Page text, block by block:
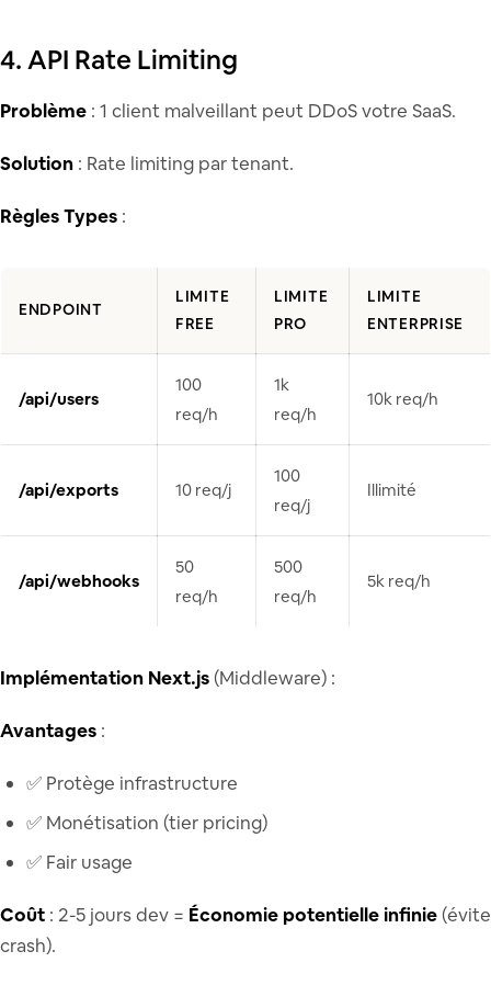
4. API Rate Limiting
Problème : 1 client malveillant peut DDoS votre SaaS.
Solution : Rate limiting par tenant.
Règles Types :
ENDPOINT
LIMITE
FREE
LIMITE
PRO
LIMITE
ENTERPRISE
/api/users
100
req/h
1k
req/h
10k req/h
/api/exports 10 req/j
100
req/j
Illimité
/api/webhooks
50
req/h
500
req/h
5k req/h
Implémentation Next.js(Middleware) :
Avantages :
✅ Protège infrastructure
✅ Monétisation (tier pricing)
✅ Fair usage
Coût : 2-5 jours dev = Économie potentielle infinie(évite
crash).